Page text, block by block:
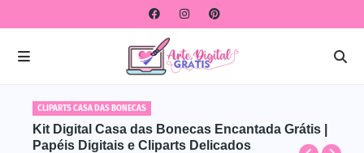
CLIPARTS CASA DAS BONECAS
Kit Digital Casa das Bonecas Encantada Grátis |
Papéis Digitais e Cliparts Delicados